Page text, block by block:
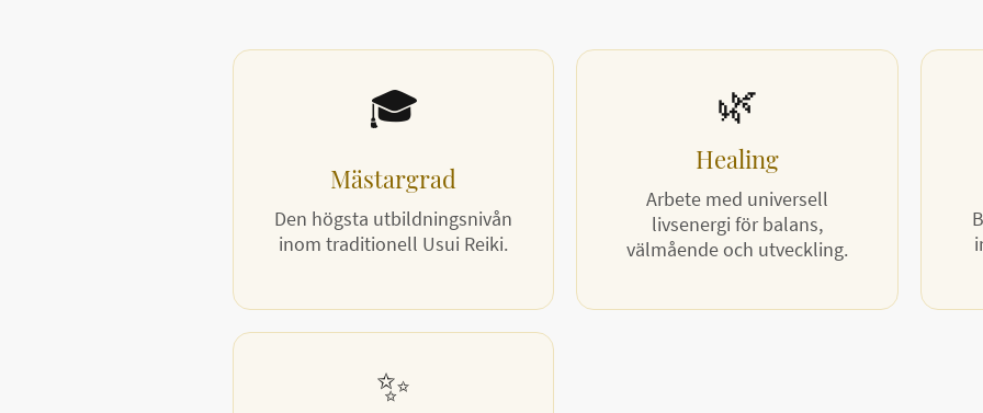
🎓
Mästargrad
Den högsta utbildningsnivån
inom traditionell Usui Reiki.
🌿
Healing
Arbete med universell
livsenergi för balans,
välmående och utveckling.
✨